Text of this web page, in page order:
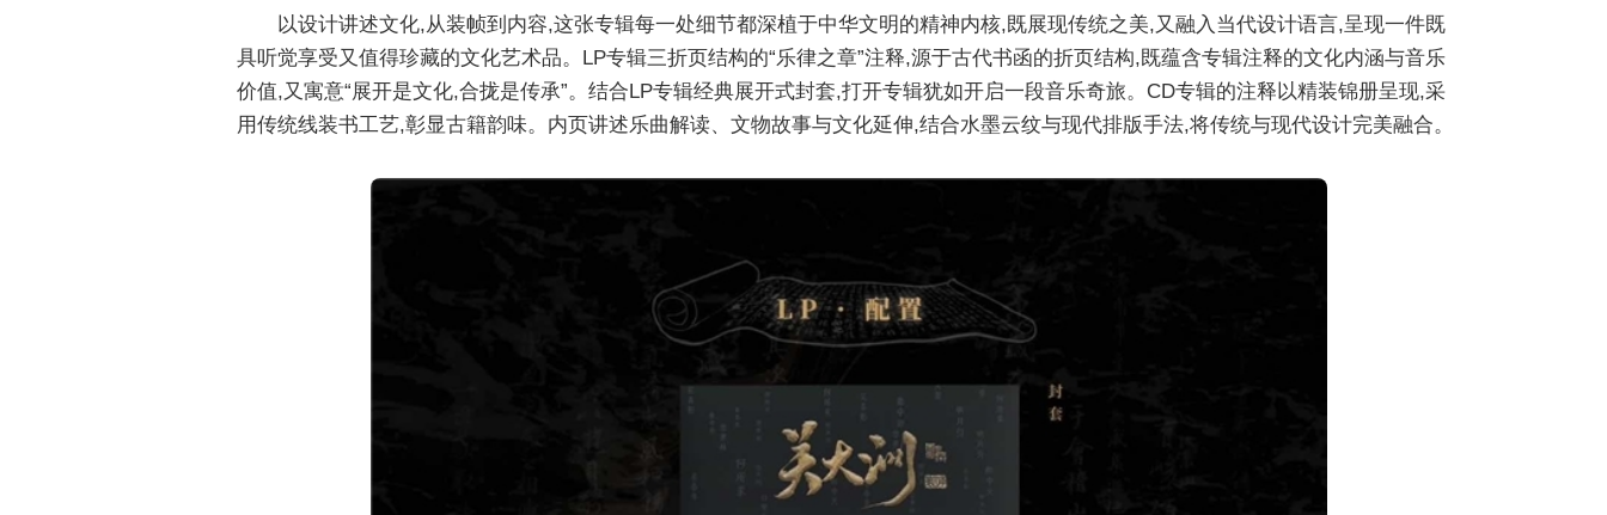
以设计讲述文化,从装帧到内容,这张专辑每一处细节都深植于中华文明的精神内核,既展现传统之美,又融入当代设计语言,呈现一件既
具听觉享受又值得珍藏的文化艺术品。LP专辑三折页结构的“乐律之章”注释,源于古代书函的折页结构,既蕴含专辑注释的文化内涵与音乐
价值,又寓意“展开是文化,合拢是传承”。结合LP专辑经典展开式封套,打开专辑犹如开启一段音乐奇旅。CD专辑的注释以精装锦册呈现,采
用传统线装书工艺,彰显古籍韵味。内页讲述乐曲解读、文物故事与文化延伸,结合水墨云纹与现代排版手法,将传统与现代设计完美融合。